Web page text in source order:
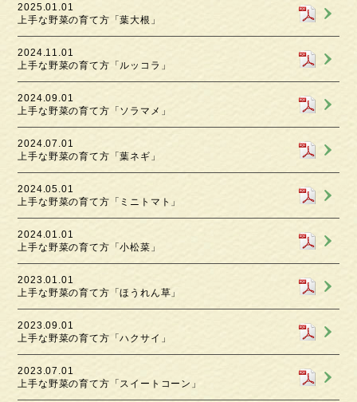
2025.01.01
上手な野菜の育て方「葉大根」
2024.11.01
上手な野菜の育て方「ルッコラ」
2024.09.01
上手な野菜の育て方「ソラマメ」
2024.07.01
上手な野菜の育て方「葉ネギ」
2024.05.01
上手な野菜の育て方「ミニトマト」
2024.01.01
上手な野菜の育て方「小松菜」
2023.01.01
上手な野菜の育て方「ほうれん草」
2023.09.01
上手な野菜の育て方「ハクサイ」
2023.07.01
上手な野菜の育て方「スイートコーン」